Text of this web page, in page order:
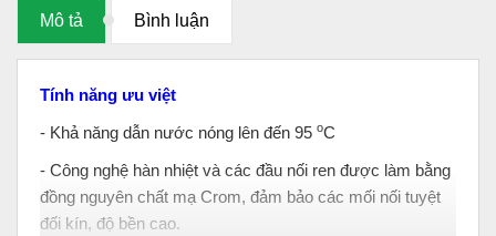
Mô tả Bình luận
Tính năng ưu việt
- Khả năng dẫn nước nóng lên đến 95 oC
- Công nghệ hàn nhiệt và các đầu nối ren được làm bằng
đồng nguyên chất mạ Crom, đảm bảo các mối nối tuyệt
đối kín, độ bền cao.